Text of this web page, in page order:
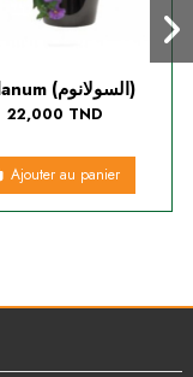
Solanum (السولانوم)
22,000 TND
Ajouter au panier